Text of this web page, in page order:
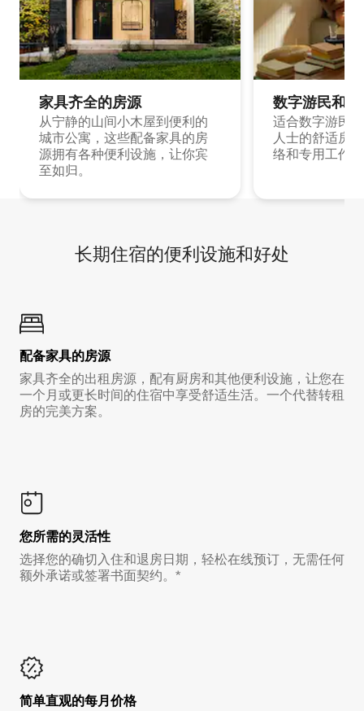
家具齐全的房源
从宁静的山间小木屋到便利的
城市公寓，这些配备家具的房
源拥有各种便利设施，让你宾
至如归。
数字游民和
适合数字游民
人士的舒适房
络和专用工作
长期住宿的便利设施和好处
配备家具的房源
家具齐全的出租房源，配有厨房和其他便利设施，让您在
一个月或更长时间的住宿中享受舒适生活。一个代替转租
房的完美方案。
您所需的灵活性
选择您的确切入住和退房日期，轻松在线预订，无需任何
额外承诺或签署书面契约。*
简单直观的每月价格